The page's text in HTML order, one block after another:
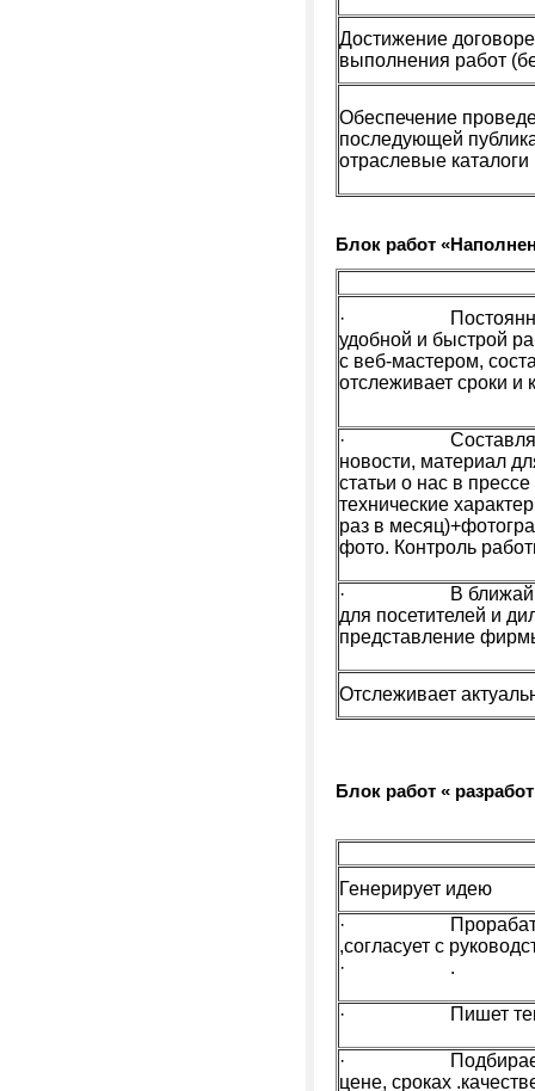
Достижение
выполнения работ
Обеспечение
последующей
отраслевые каталоги
Блок работ
· Постоянно
удобной и быстрой
с веб-мастером,
отслеживает сроки и
· Составляет и
новости, материал
статьи о нас в
технические
раз в
фото. Контроль
· В ближайшее
для посетителей и
представление
Отслеживает
Блок работ «
Генерирует идею
·
,согласует с
· .
· Пишет
· Подбирает
цене, сроках